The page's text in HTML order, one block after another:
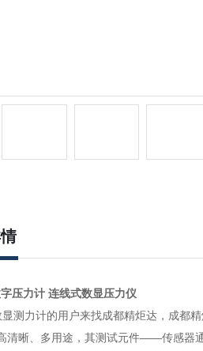
压力计 连线式数显压力仪
测力计的用户来找成都精炬达，成都
清晰、多用途，其测试元件——传感器